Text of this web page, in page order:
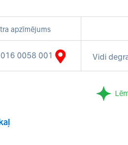
apzīmējums
0058 001 Vidi